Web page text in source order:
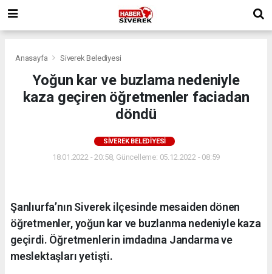
Anasayfa Siverek Belediyesi
Yoğun kar ve buzlama nedeniyle
kaza geçiren öğretmenler faciadan
döndü
SIVEREK BELEDIYESI
18.01.2022 - 20:58, Güncelleme: 05.12.2022 - 08:59
Şanlıurfa’nın Siverek ilçesinde mesaiden dönen
öğretmenler, yoğun kar ve buzlanma nedeniyle kaza
geçirdi. Öğretmenlerin imdadına Jandarma ve
meslektaşları yetişti.